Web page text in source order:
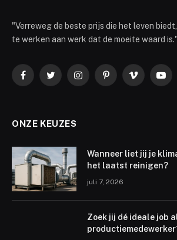
"Verreweg de beste prijs die het leven
te werken aan werk dat de moeite waard is."
FacebookTwitterInstagramPinterestVimeo
ONZE KEUZES
Wanneer liet jij je
het laatst reinigen?
juli 7, 2026
Zoek jij dé ideale job